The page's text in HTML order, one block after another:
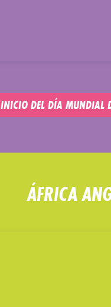
DEL DÍA MUNDIAL
ÁFRICA